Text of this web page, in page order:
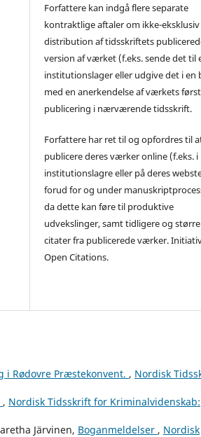
Forfattere kan indgå flere separate
kontraktlige aftaler om ikke-eksklusiv
distribution af tidsskriftets
version af værket (f.eks. sende det til
institutionslager eller udgive det i en
med en anerkendelse af værkets
publicering i nærværende tidsskrift.
Forfattere har ret til og opfordres til
publicere deres værker online (f.eks. i
institutionslagre eller på deres
forud for og under
da dette kan føre til produktive
udvekslinger, samt tidligere og større
citater fra publicerede værker.
Open Citations.
i Rødovre Præstekonvent. , Nordisk
, Nordisk Tidsskrift for Kriminalvidenskab:
Järvinen, Boganmeldelser , Nordisk